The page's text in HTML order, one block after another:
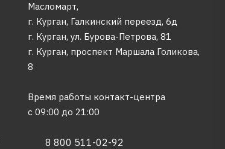
Масломарт,
г. Курган, Галкинский переезд, 6д
г. Курган, ул. Бурова-Петрова, 81
г. Курган, проспект Маршала Голикова,
8
Время работы контакт-центра
с 09:00 до 21:00
8 800 511-02-92